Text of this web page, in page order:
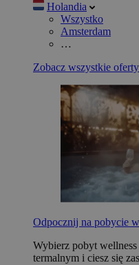
Holandia
Wszystko
Amsterdam
…
Zobacz wszystkie oferty
Odpocznij na pobycie
Wybierz pobyt wellness
termalnym i ciesz się